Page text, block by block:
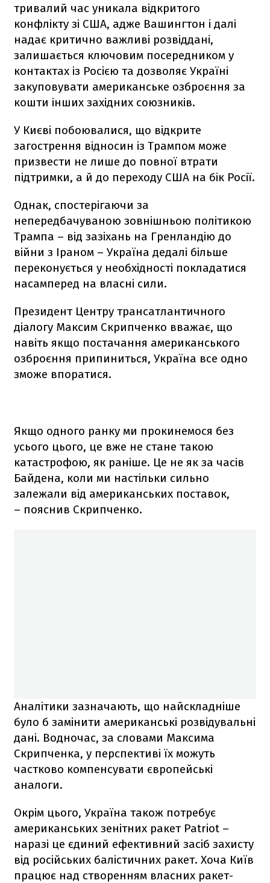
тривалий час уникала відкритого
конфлікту зі США, адже Вашингтон і далі
надає критично важливі розвіддані,
залишається ключовим посередником у
контактах із Росією та дозволяє Україні
закуповувати американське озброєння за
кошти інших західних союзників.
У Києві побоювалися, що відкрите
загострення відносин із Трампом може
призвести не лише до повної втрати
підтримки, а й до переходу США на бік Росії.
Однак, спостерігаючи за
непередбачуваною зовнішньою політикою
Трампа – від зазіхань на Гренландію до
війни з Іраном – Україна дедалі більше
переконується у необхідності покладатися
насамперед на власні сили.
Президент Центру трансатлантичного
діалогу Максим Скрипченко вважає, що
навіть якщо постачання американського
озброєння припиниться, Україна все одно
зможе впоратися.
Якщо одного ранку ми прокинемося без
усього цього, це вже не стане такою
катастрофою, як раніше. Це не як за часів
Байдена, коли ми настільки сильно
залежали від американських поставок,
– пояснив Скрипченко.
Аналітики зазначають, що найскладніше
було б замінити американські розвідувальні
дані. Водночас, за словами Максима
Скрипченка, у перспективі їх можуть
частково компенсувати європейські
аналоги.
Окрім цього, Україна також потребує
американських зенітних ракет Patriot –
наразі це єдиний ефективний засіб захисту
від російських балістичних ракет. Хоча Київ
працює над створенням власних ракет-